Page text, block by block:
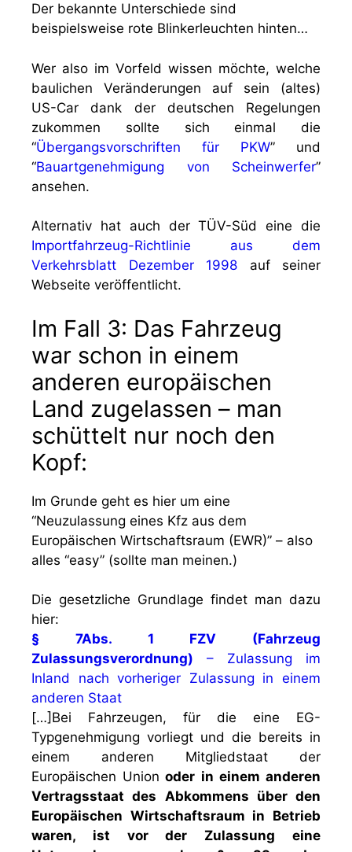
Der bekannte Unterschiede sind
beispielsweise rote Blinkerleuchten hinten…
Wer also im Vorfeld wissen möchte, welche
baulichen Veränderungen auf sein (altes)
US-Car dank der deutschen Regelungen
zukommen sollte sich einmal die
“Übergangsvorschriften für PKW” und
“Bauartgenehmigung von Scheinwerfer”
ansehen.
Alternativ hat auch der TÜV-Süd eine die
Importfahrzeug-Richtlinie aus dem
Verkehrsblatt Dezember 1998 auf seiner
Webseite veröffentlicht.
Im Fall 3: Das Fahrzeug
war schon in einem
anderen europäischen
Land zugelassen – man
schüttelt nur noch den
Kopf:
Im Grunde geht es hier um eine
“Neuzulassung eines Kfz aus dem
Europäischen Wirtschaftsraum (EWR)” – also
alles “easy” (sollte man meinen.)
Die gesetzliche Grundlage findet man dazu
hier:
§ 7Abs. 1 FZV (Fahrzeug
Zulassungsverordnung) – Zulassung im
Inland nach vorheriger Zulassung in einem
anderen Staat
[…]Bei Fahrzeugen, für die eine EG-
Typgenehmigung vorliegt und die bereits in
einem anderen Mitgliedstaat der
Europäischen Union oder in einem anderen
Vertragsstaat des Abkommens über den
Europäischen Wirtschaftsraum in Betrieb
waren, ist vor der Zulassung eine